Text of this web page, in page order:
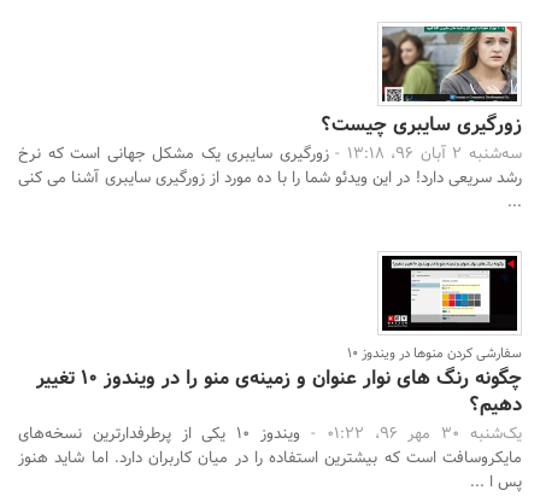
زورگیری سایبری چیست؟
سه‌شنبه 2 آبان 96، 13:18 -
زورگیری سایبری یک مشکل جهانی است که نرخ
رشد سریعی دارد! در این ویدئو شما را با ده مورد از زورگیری سایبری آشنا می کنی
...
سفارشی کردن منوها در ویندوز 10
چگونه رنگ های نوار عنوان و زمینه‌ی منو را در ویندوز 10 تغییر
دهیم؟
یک‌شنبه 30 مهر 96، 01:22 -
ویندوز 10 یکی از پرطرفدارترین نسخه‌های
مایکروسافت است که بیشترین استفاده را در میان کاربران دارد. اما شاید هنوز
پس ا ...